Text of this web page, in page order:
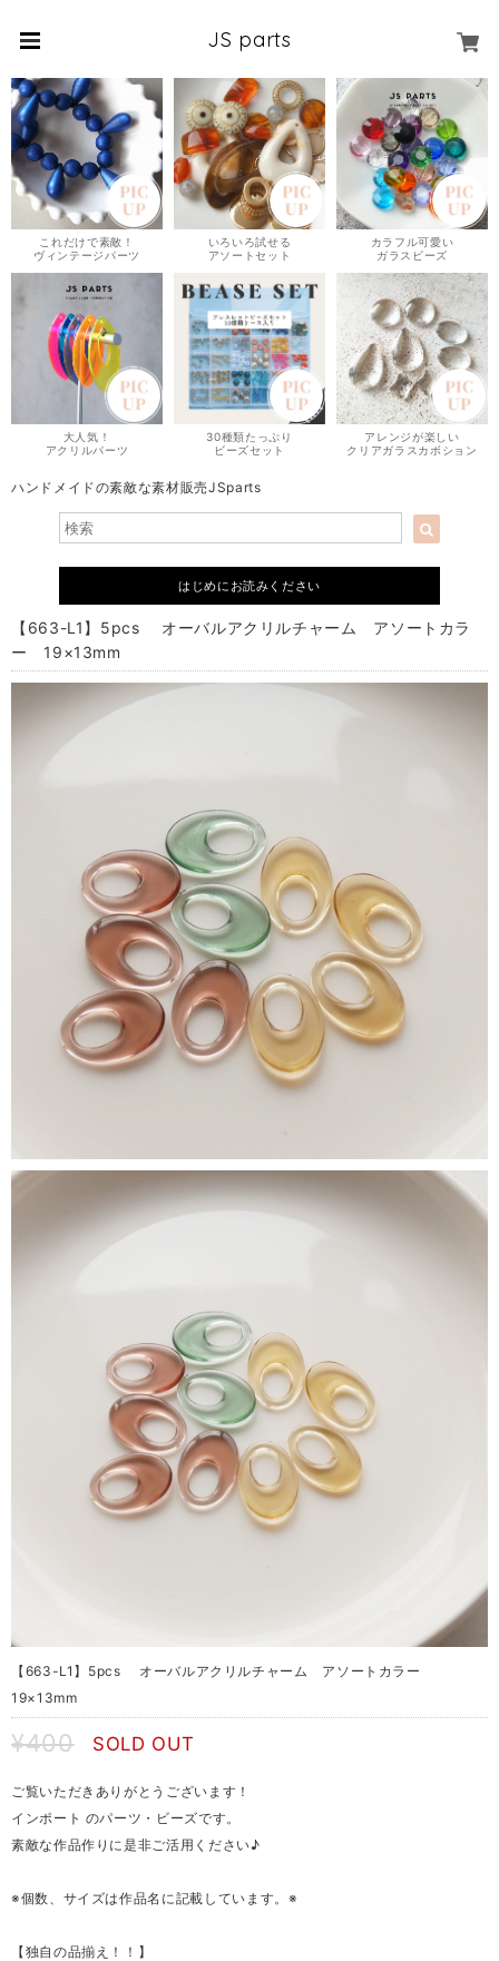
JS parts
これだけで素敵！
ヴィンテージパーツ
いろいろ試せる
アソートセット
カラフル可愛い
ガラスビーズ
大人気！
アクリルパーツ
30種類たっぷり
ビーズセット
アレンジが楽しい
クリアガラスカボション
ハンドメイドの素敵な素材販売JSparts
はじめにお読みください
【663-L1】5pcs オーバルアクリルチャーム アソートカラ
ー 19×13mm
【663-L1】5pcs オーバルアクリルチャーム アソートカラー
19×13mm
¥400 SOLD OUT
ご覧いただきありがとうございます！
インポート のパーツ・ビーズです。
素敵な作品作りに是非ご活用ください♪
※個数、サイズは作品名に記載しています。※
【独自の品揃え！！】